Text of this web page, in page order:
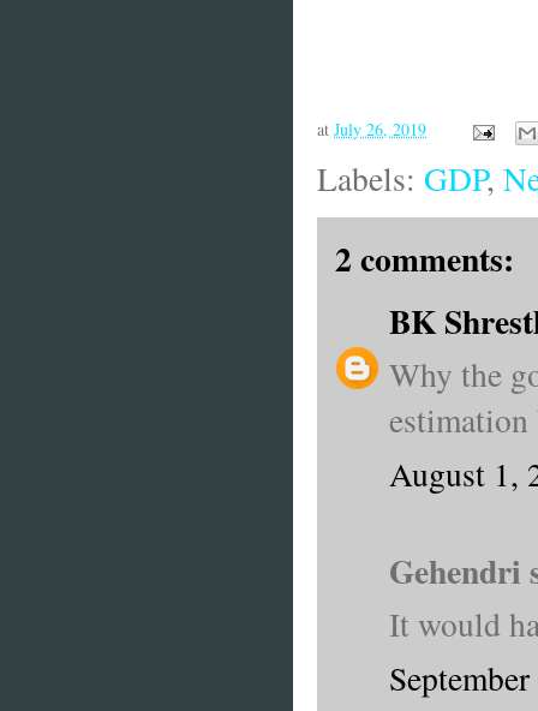
at July 26, 2019
Labels: GDP,
2 comments:
BK
Why the
estimation
August 1,
Gehendri
It would